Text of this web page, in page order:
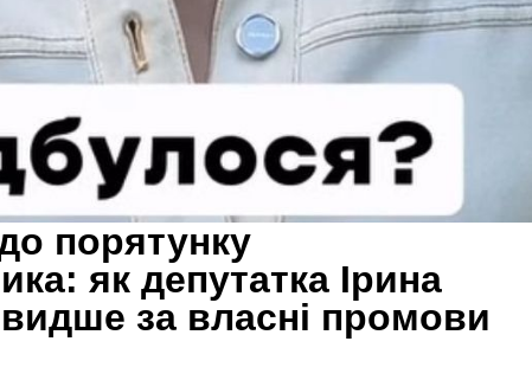
порятунку
як депутатка Ірина
за власні промови